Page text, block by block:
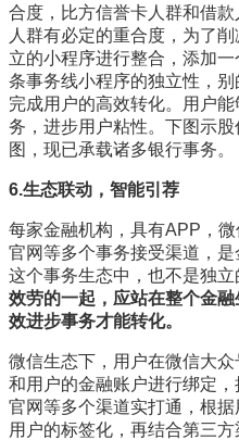
合度，比方信誉卡人群和借
人群有必定的重合度，为了
立的小程序进行整合，添加
条事务线小程序的独立性，
完成用户的高效转化。用户
务，进步用户粘性。下图示
图，现已承载诸多银行事务。
6.生态联动，智能引荐
每家金融机构，具有APP，
官网等多个事务接受渠道，
这个事务生态中，也不是独立
效劳的一起，应站在整个金
效进步事务才能转化。
微信生态下，用户在微信大
和用户的金融账户进行绑定
官网等多个渠道实打通，根
用户的标签化，再结合第三